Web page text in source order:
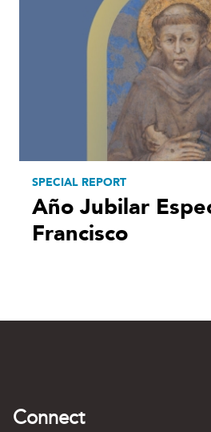
SPECIAL REPORT
Año Jubilar
Francisco
Connect